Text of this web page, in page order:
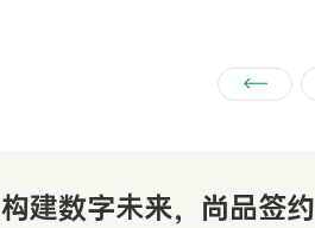
构建数字未来，尚品签约